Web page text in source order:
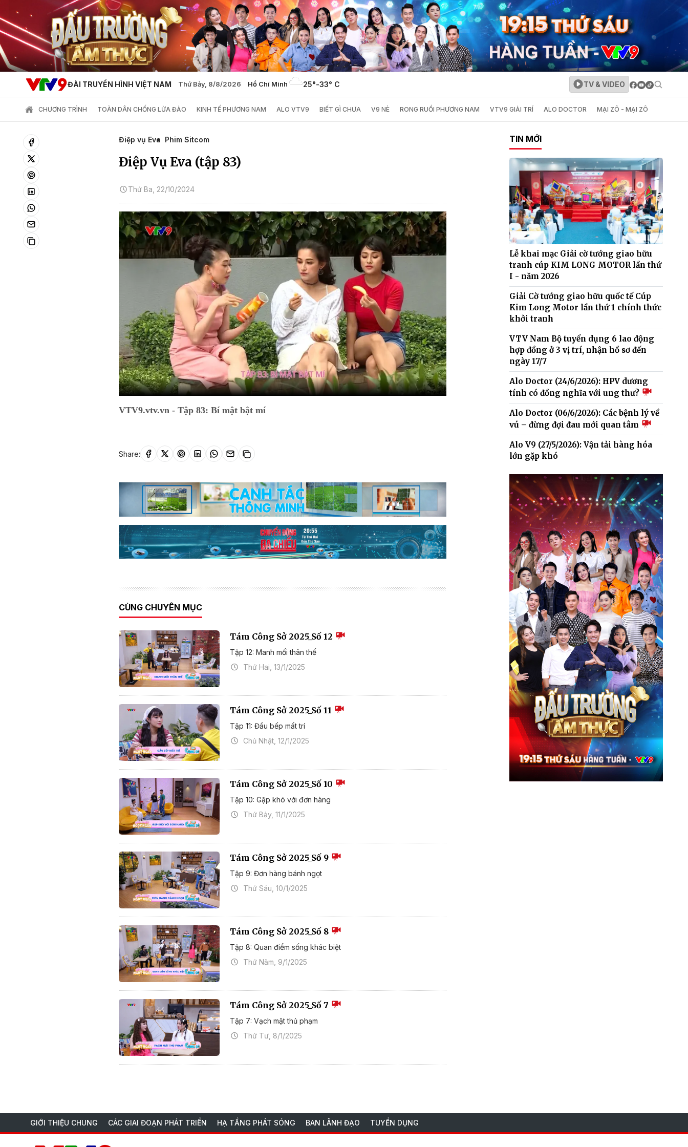
ĐÀI TRUYỀN HÌNH VIỆT NAM Thứ Bảy, 8/8/2026 Hồ Chí Minh 25°-33° C TV & VIDEO
CHƯƠNG TRÌNH TOÀN DÂN CHỐNG LỪA ĐẢO KINH TẾ PHƯƠNG NAM ALO VTV9 BIẾT GÌ CHƯA V9 NÈ RONG RUỔI PHƯƠNG NAM VTV9 GIẢI TRÍ ALO DOCTOR MẠI ZÔ - MẠI ZÔ
Điệp vụ Eva Phim Sitcom
Điệp Vụ Eva (tập 83)
Thứ Ba, 22/10/2024
VTV9.vtv.vn - Tập 83: Bí mật bật mí
Share:
CÙNG CHUYÊN MỤC
Tám Công Sở 2025_Số 12
Tập 12: Manh mối thân thế
Thứ Hai, 13/1/2025
Tám Công Sở 2025_Số 11
Tập 11: Đầu bếp mất trí
Chủ Nhật, 12/1/2025
Tám Công Sở 2025_Số 10
Tập 10: Gặp khó với đơn hàng
Thứ Bảy, 11/1/2025
Tám Công Sở 2025_Số 9
Tập 9: Đơn hàng bánh ngọt
Thứ Sáu, 10/1/2025
Tám Công Sở 2025_Số 8
Tập 8: Quan điểm sống khác biệt
Thứ Năm, 9/1/2025
Tám Công Sở 2025_Số 7
Tập 7: Vạch mặt thủ phạm
Thứ Tư, 8/1/2025
TIN MỚI
Lễ khai mạc Giải cờ tướng giao hữu
tranh cúp KIM LONG MOTOR lần thứ
I - năm 2026
Giải Cờ tướng giao hữu quốc tế Cúp
Kim Long Motor lần thứ 1 chính thức
khởi tranh
VTV Nam Bộ tuyển dụng 6 lao động
hợp đồng ở 3 vị trí, nhận hồ sơ đến
ngày 17/7
Alo Doctor (24/6/2026): HPV dương
tính có đồng nghĩa với ung thư?
Alo Doctor (06/6/2026): Các bệnh lý về
vú – đừng đợi đau mới quan tâm
Alo V9 (27/5/2026): Vận tải hàng hóa
lớn gặp khó
GIỚI THIỆU CHUNG CÁC GIAI ĐOẠN PHÁT TRIỂN HẠ TẦNG PHÁT SÓNG BAN LÃNH ĐẠO TUYỂN DỤNG